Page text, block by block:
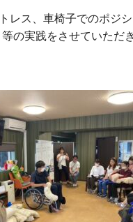
ス、車椅子でのポジ
の実践をさせていただ